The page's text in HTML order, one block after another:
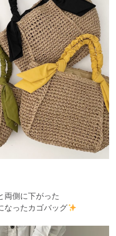
両側に下がった
なったカゴバッグ